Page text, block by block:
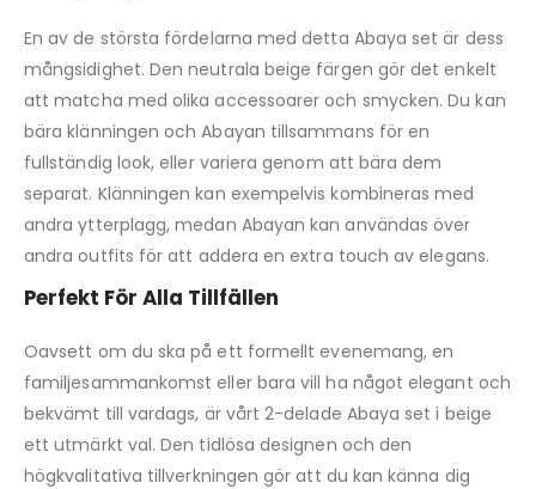
En av de största fördelarna med detta Abaya set är dess
mångsidighet. Den neutrala beige färgen gör det enkelt
att matcha med olika accessoarer och smycken. Du kan
bära klänningen och Abayan tillsammans för en
fullständig look, eller variera genom att bära dem
separat. Klänningen kan exempelvis kombineras med
andra ytterplagg, medan Abayan kan användas över
andra outfits för att addera en extra touch av elegans.
Perfekt För Alla Tillfällen
Oavsett om du ska på ett formellt evenemang, en
familjesammankomst eller bara vill ha något elegant och
bekvämt till vardags, är vårt 2-delade Abaya set i beige
ett utmärkt val. Den tidlösa designen och den
högkvalitativa tillverkningen gör att du kan känna dig